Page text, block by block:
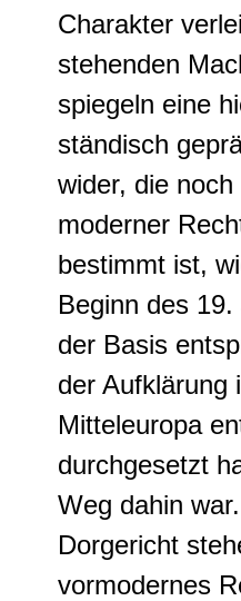
Charakter
stehenden
spiegeln eine
ständisch
wider, die
moderner
bestimmt ist,
Beginn des
der Basis
der Aufklärung
Mitteleuropa
durchgesetzt
Weg dahin
Dorgericht
vormodernes